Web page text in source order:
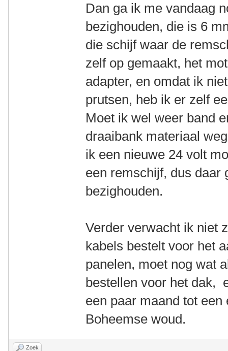
Dan ga ik me vandaag
bezighouden, die is 6
die schijf waar de
zelf op gemaakt, het
adapter, en omdat ik
prutsen, heb ik er zelf
Moet ik wel weer band
draaibank materiaal
ik een nieuwe 24 volt
een remschijf, dus daar
bezighouden.
Verder verwacht ik niet
kabels bestelt voor het
panelen, moet nog wat
bestellen voor het dak,
een paar maand tot
Boheemse woud.
Zoek